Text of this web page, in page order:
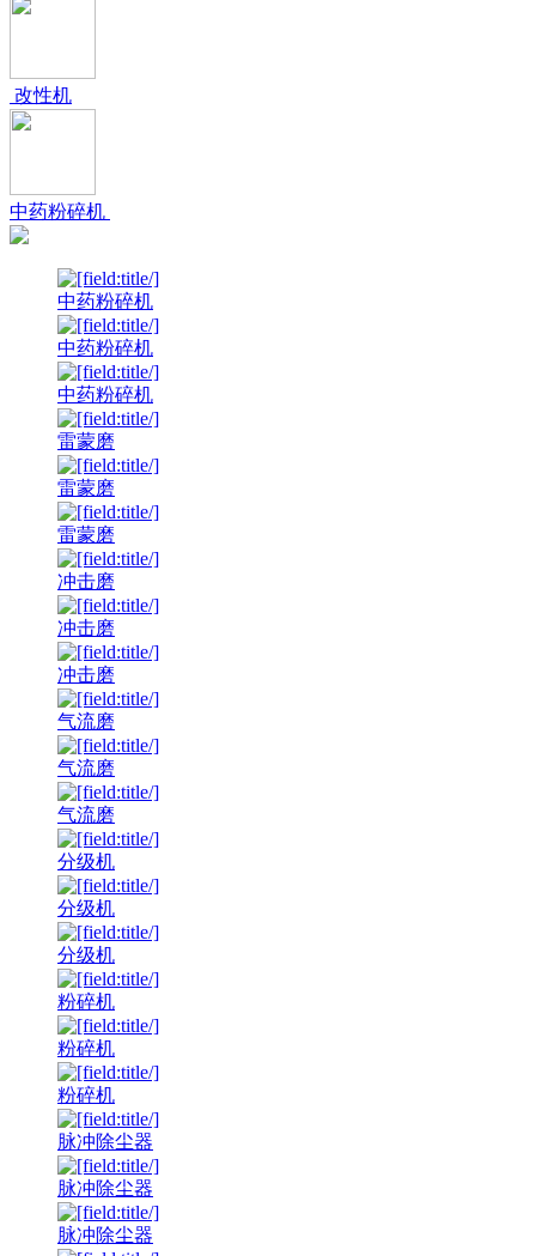
改性机
中药粉碎机
中药粉碎机
中药粉碎机
中药粉碎机
雷蒙磨
雷蒙磨
雷蒙磨
冲击磨
冲击磨
冲击磨
气流磨
气流磨
气流磨
分级机
分级机
分级机
粉碎机
粉碎机
粉碎机
脉冲除尘器
脉冲除尘器
脉冲除尘器